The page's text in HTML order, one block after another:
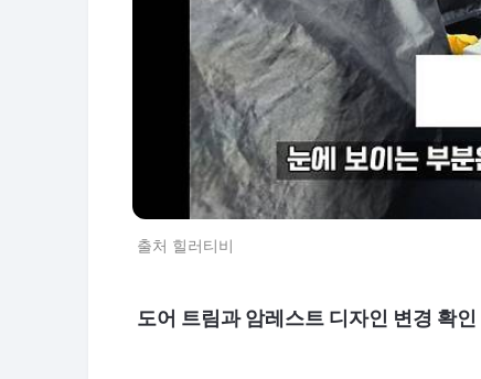
출처 힐러티비
도어 트림과 암레스트 디자인 변경 확인